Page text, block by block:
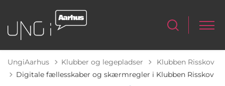
UngiAarhus Klubber og legepladser Tilbage til
Klubben Risskov
Digitale fællesskaber og skærmregler i Klubben Risskov